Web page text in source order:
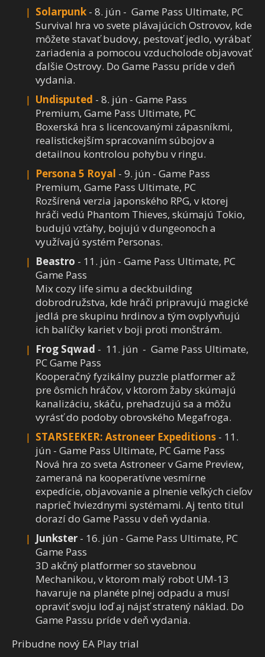
Solarpunk - 8. jún - Game Pass Ultimate, PC
Survival hra vo svete plávajúcich Ostrovov, kde
môžete stavať budovy, pestovať jedlo, vyrábať
zariadenia a pomocou vzducholode objavovať
ďalšie Ostrovy. Do Game Passu príde v deň
vydania.
Undisputed - 8. jún - Game Pass
Premium, Game Pass Ultimate, PC
Boxerská hra s licencovanými zápasníkmi,
realistickejším spracovaním súbojov a
detailnou kontrolou pohybu v ringu.
Persona 5 Royal - 9. jún - Game Pass
Premium, Game Pass Ultimate, PC
Rozšírená verzia japonského RPG, v ktorej
hráči vedú Phantom Thieves, skúmajú Tokio,
budujú vzťahy, bojujú v dungeonoch a
využívajú systém Personas.
Beastro - 11. jún - Game Pass Ultimate, PC
Game Pass
Mix cozy life simu a deckbuilding
dobrodružstva, kde hráči pripravujú magické
jedlá pre skupinu hrdinov a tým ovplyvňujú
ich balíčky kariet v boji proti monštrám.
Frog Sqwad - 11. jún - Game Pass Ultimate,
PC Game Pass
Kooperačný fyzikálny puzzle platformer až
pre ôsmich hráčov, v ktorom žaby skúmajú
kanalizáciu, skáču, prehadzujú sa a môžu
vyrásť do podoby obrovského Megafroga.
STARSEEKER: Astroneer Expeditions - 11.
jún - Game Pass Ultimate, PC Game Pass
Nová hra zo sveta Astroneer v Game Preview,
zameraná na kooperatívne vesmírne
expedície, objavovanie a plnenie veľkých cieľov
naprieč hviezdnymi systémami. Aj tento titul
dorazí do Game Passu v deň vydania.
Junkster - 16. jún - Game Pass Ultimate, PC
Game Pass
3D akčný platformer so stavebnou
Mechanikou, v ktorom malý robot UM-13
havaruje na planéte plnej odpadu a musí
opraviť svoju loď aj nájsť stratený náklad. Do
Game Passu príde v deň vydania.
Pribudne nový EA Play trial